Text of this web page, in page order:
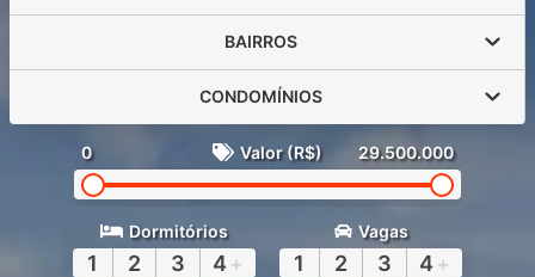
BAIRROS
CONDOMÍNIOS
0 Valor (R$) 29.500.000
Dormitórios
1 2 3 4 +
Vagas
1 2 3 4 +